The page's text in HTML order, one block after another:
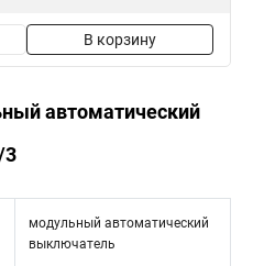
В корзину
автоматический
3
модульный автоматический
выключатель